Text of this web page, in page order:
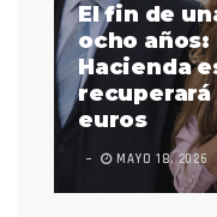
El fin de
ocho años:
Hacienda
recuperará
euros
MAYO 18, 2026